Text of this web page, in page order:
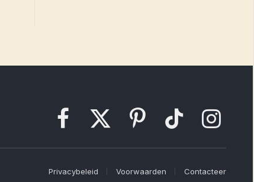
FacebookX
Pinterest TikTok Instagram
Privacybeleid Voorwaarden Contacteer